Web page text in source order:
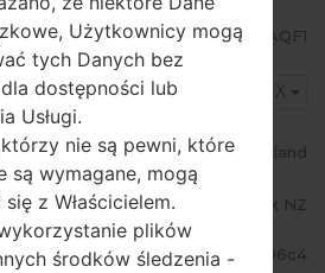
G532MUBU1AQF1
TNX
New Zealand
Spark NZ
335534d567d352c09b2b318f3e796c4
Użytkownicy mogą
tych Danych bez
dostępności lub
Usługi.
nie są pewni, które
są wymagane, mogą
z Właścicielem.
plików
środków śledzenia -